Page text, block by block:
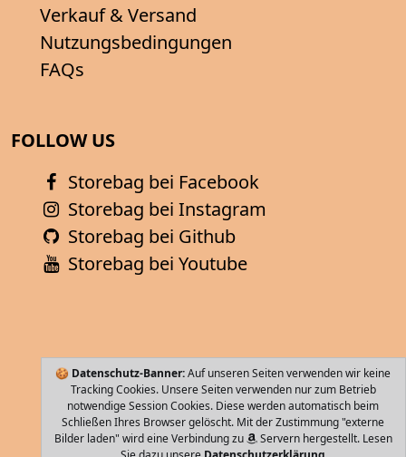
🍪 Datenschutz-Banner:Auf unseren Seiten verwenden wir keine
Tracking Cookies. Unsere Seiten verwenden nur zum Betrieb
notwendige Session Cookies. Diese werden automatisch beim
Schließen Ihres Browser gelöscht. Mit der Zustimmung "externe
Bilder laden" wird eine Verbindung zu
Servern hergestellt. Lesen
Verkauf & Versand
Nutzungsbedingungen
FAQs
FOLLOW US
Storebag bei Facebook
Storebag bei Instagram
Storebag bei Github
Storebag bei Youtube